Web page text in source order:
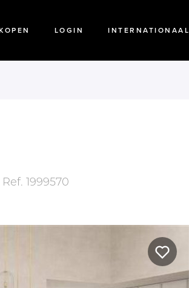
LOGIN INTERNATIONAAL
Ref. 1999570